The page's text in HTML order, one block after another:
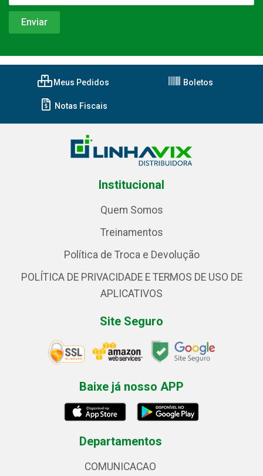
Meus Pedidos Boletos
Notas Fiscais
Institucional
Quem Somos
Treinamentos
Política de Troca e Devolução
POLÍTICA DE PRIVACIDADE E TERMOS DE USO DE
APLICATIVOS
Site Seguro
Baixe já nosso APP
Departamentos
COMUNICACAO